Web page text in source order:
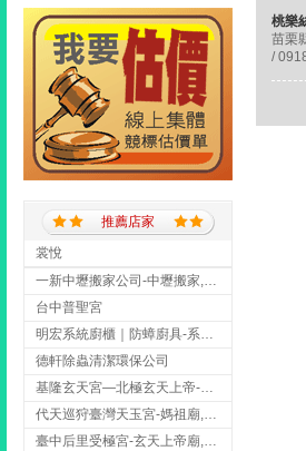
推薦店家
裳悅
一新中壢搬家公司-中壢搬家,中壢搬家公司推薦,桃園搬家推薦,桃園搬家公司
台中普聖宮
明宏系統廚櫃｜防蟑廚具-系統廚櫃安裝,台中系統廚櫃安裝,彰化系統廚櫃安裝,台南系統廚櫃安裝,台中防蟑
德軒除蟲清潔環保公司
基隆玄天宮—北極玄天上帝-玄天上帝廟,拜玄天上帝,基隆玄天上帝廟,安樂區玄天上帝廟,
代天巡狩臺灣天玉宮-媽祖廟,拜媽祖,雲林媽祖廟,雲林拜媽祖,
臺中后里受極宮-玄天上帝廟,拜玄天上帝,台中玄天上帝廟,后里玄天上帝廟,
桃樂
苗栗
/